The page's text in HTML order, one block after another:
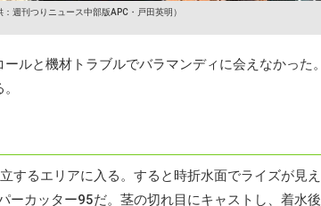
：週刊つりニュース中部版APC・戸田英明）
ルと機材トラブルでバラマンディに会えなかった。
するエリアに入る。すると時折水面でライズが見え
ーカッター95だ。茎の切れ目にキャストし、着水後